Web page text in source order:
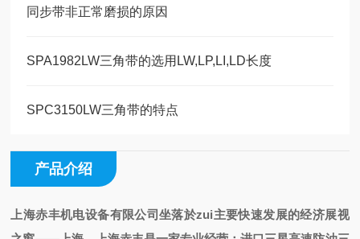
同步带非正常磨损的原因
SPA1982LW三角带的选用LW,LP,LI,LD长度
SPC3150LW三角带的特点
产品介绍
上海赤丰机电设备有限公司坐落於zui主要快速发展的经济展视